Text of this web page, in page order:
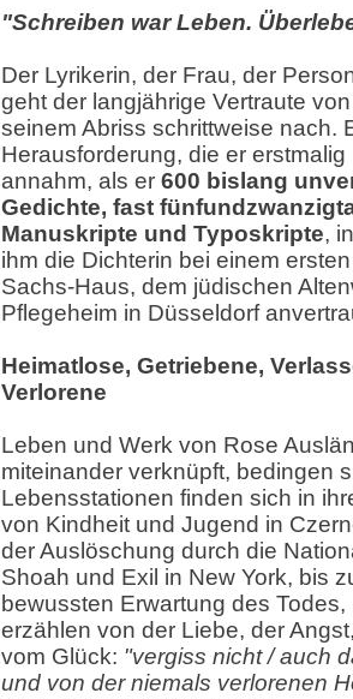
"Schreiben war Leben.
Der Lyrikerin, der Frau, der
geht der langjährige Vertraute
seinem Abriss schrittweise nach.
Herausforderung, die er
annahm, als er 600 bislang
Gedichte, fast
Manuskripte und Typoskripte,
ihm die Dichterin bei einem
Sachs-Haus, dem jüdischen
Pflegeheim in Düsseldorf
Heimatlose, Getriebene,
Verlorene
Leben und Werk von Rose
miteinander verknüpft, bedingen
Lebensstationen finden sich in
von Kindheit und Jugend in
der Auslöschung durch die
Shoah und Exil in New York, bis
bewussten Erwartung des
erzählen von der Liebe, der
vom Glück: "vergiss nicht / auch
und von der niemals verlorenen